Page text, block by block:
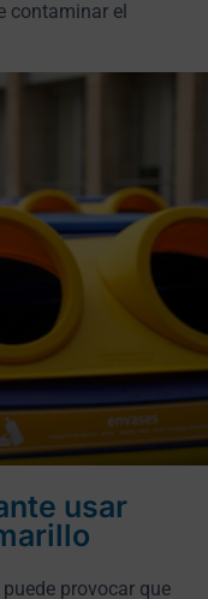
contaminar el
usar
puede provocar que